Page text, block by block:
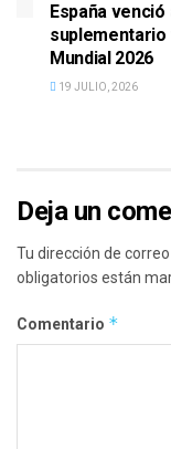
España
suplementario
Mundial 2026
19 JULIO, 2026
Deja un
Tu dirección de
obligatorios están
Comentario *